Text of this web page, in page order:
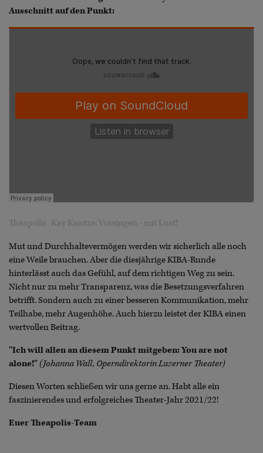
Ausschnitt auf den Punkt:
Theapolis Kay Kuntze: Vorsingen - mit Lust!
Mut und Durchhaltevermögen werden wir sicherlich alle noch
eine Weile brauchen. Aber die diesjährige KIBA-Runde
hinterlässt auch das Gefühl, auf dem richtigen Weg zu sein.
Nicht nur zu mehr Transparenz, was die Besetzungsverfahren
betrifft. Sondern auch zu einer besseren Kommunikation, mehr
Teilhabe, mehr Augenhöhe. Auch hierzu leistet der KIBA einen
wertvollen Beitrag.
"Ich will allen an diesem Punkt mitgeben: You are not
alone!" (Johanna Wall, Operndirektorin Luzerner Theater)
Diesen Worten schließen wir uns gerne an. Habt alle ein
faszinierendes und erfolgreiches Theater-Jahr 2021/22!
Euer Theapolis-Team